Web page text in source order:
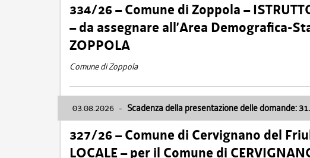
334/26 – Comune di Zoppola –
– da assegnare all’Area Demografica-
ZOPPOLA
Comune di Zoppola
03.08.2026 - Scadenza della presentazione delle domande:
327/26 – Comune di Cervignano del
LOCALE – per il Comune di